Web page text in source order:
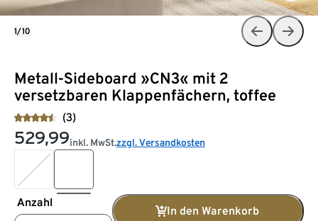
Metall-Sideboard »CN3« mit 2
versetzbaren Klappenfächern, toffee
(3)
529,99inkl. MwSt.zzgl. Versandkosten
Anzahl
In den Warenkorb
1/10